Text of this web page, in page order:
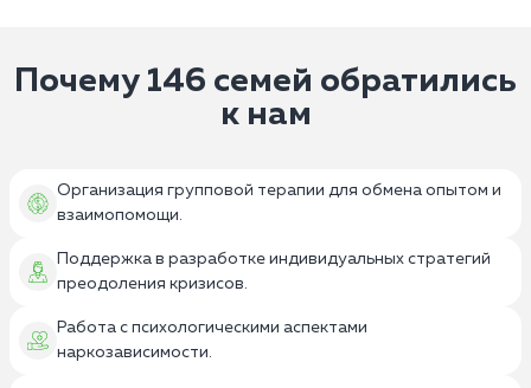
Почему 146 семей обратились
к нам
Организация групповой терапии для обмена опытом и
взаимопомощи.
Поддержка в разработке индивидуальных стратегий
преодоления кризисов.
Работа с психологическими аспектами
наркозависимости.